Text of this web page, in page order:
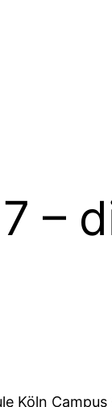
–
Köln Campus